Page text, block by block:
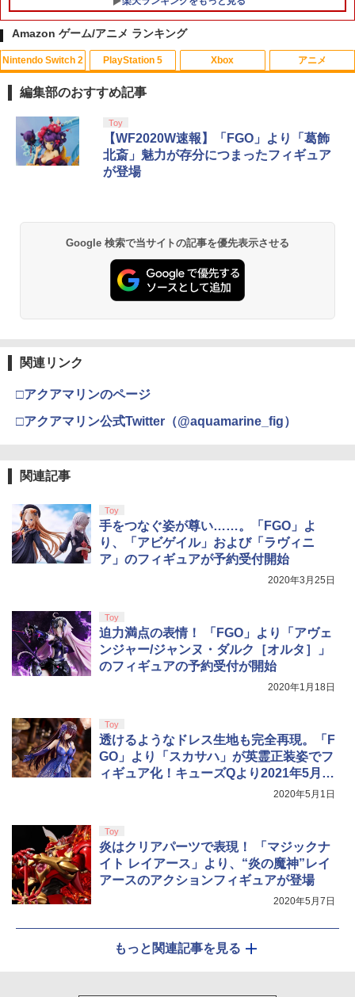
1
アンサー PS5コントローラ用 プレイアッ
プボタンセット(ブラック)(ANS-PSV003
BK) 取り寄せ商品【期間数量限定】
s5 Pro/Ps5 対応 プレイステーション5 P
layStation 5
￥1,698
5
【特典】鬼武者 Way of the Sword(【初
回購入封入特典】プロダクトコード)
1 【中古】ぷよぷよ通 決定盤
￥358
2
【中古】アイドルマスター アニメ & G4
U!パック VOL.8
【中古】グランツーリスモ4
4
￥476
5
￥592
Amazon ゲーム/アニメ ランキング
Nintendo Switch 2
コード版
￥5,832
スプラトゥーン レイダース -Switch2
5
ニンテンドープリペイド番号 5000円|オ
ンラインコード版
PlayStation 5
日本語専用 Console Language: Japan
ese only (CFI-2200B01)
￥55,000
Beast of Reincarnation -PS5 【特典】
プロダクトコード 封入
￥7,286
￥11,980
5
【純正品】DualSense ワイヤレスコン
Xbox
ラー + USB-C® ケーブル
￥8,300
2
【純正品】Xbox ワイヤレス コントロー
ラー (ロボット ホワイト)
￥7,681
【純正品】Xbox ワイヤレス コントロー
4
【純正品】Xbox 充電式バッテリー + US
5
【国内正規品】Thrustmaster スラスト
マスター TH8S シフター - PC、PS4、P
S5、PS5 Pro、Xbox One、Xbox Serie
s X|S 対応の高精度 H パターン シフター
アニメ
窩座再来 通常版 [Blu-ray]
￥3,982
劇場版「鬼滅の刃」無限城編 第一章 猗
窩座再来 通常版 [DVD]
￥3,523
(オリジナル特典:オリジナル巾着＋メー
カー特典:【坤と離】二振りの剣、十翼よ
り来たる！スタジオ描き下ろしイラスト
ボード付) [Blu-ray]
4
窩座再来 完全生産限定版 [Blu-ray]
￥8,698
5
『映画 ラブライブ！蓮ノ空女学院スクー
ルアイドルクラブ Bloom Garden Part
y』Blu-ray（特装限定版）
編集部のおすすめ記事
Toy
【WF2020W速報】「FGO」より「葛飾
北斎」魅力が存分につまったフィギュア
が登場
Google 検索で当サイトの記事を優先表示させる
関連リンク
□アクアマリンのページ
□アクアマリン公式Twitter（@aquamarine_fig）
関連記事
Toy
手をつなぐ姿が尊い……。「FGO」よ
り、「アビゲイル」および「ラヴィニ
ア」のフィギュアが予約受付開始
2020年3月25日
Toy
迫力満点の表情！ 「FGO」より「アヴェ
ンジャー/ジャンヌ・ダルク［オルタ］」
のフィギュアの予約受付が開始
2020年1月18日
Toy
透けるようなドレス生地も完全再現。「F
GO」より「スカサハ」が英霊正装姿でフ
ィギュア化！キューズQより2021年5月発
2020年5月1日
Toy
炎はクリアパーツで表現！ 「マジックナ
イト レイアース」より、“炎の魔神”レイ
アースのアクションフィギュアが登場
2020年5月7日
もっと関連記事を見る